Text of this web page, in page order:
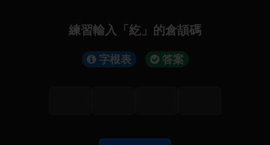
練習輸入「紇」的倉頡碼
字根表 答案